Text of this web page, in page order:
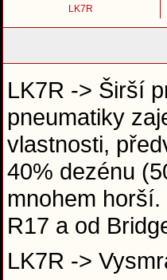
LK7R
LK7R -> Širší
pneumatiky
vlastnosti,
40% dezénu
mnohem
R17 a od
LK7R ->